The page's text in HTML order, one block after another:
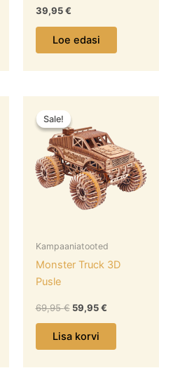
39,95€
Loe edasi
Sale!
Sale!
Kampaaniatooted
Monster Truck 3D
Pusle
69,95€
oli:
69,95 €.
59,95€
59,95 €.
Lisa korvi